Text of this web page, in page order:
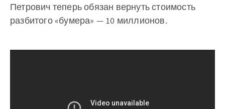
Петрович теперь обязан вернуть стоимость
разбитого «бумера» — 10 миллионов.